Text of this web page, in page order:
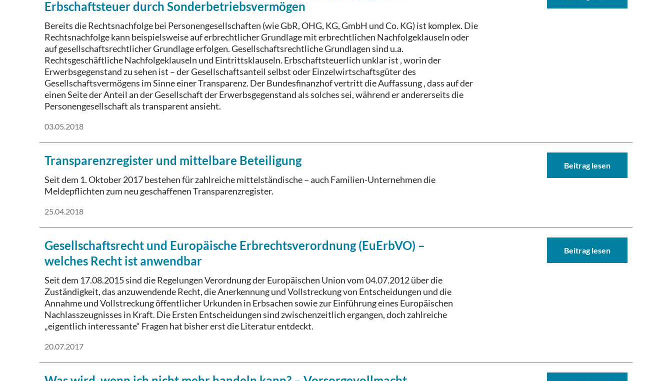
Erbschaftsteuer durch Sonderbetriebsvermögen
Bereits die Rechtsnachfolge bei Personengesellschaften (wie GbR, OHG, KG, GmbH und Co. KG) ist komplex. Die
Rechtsnachfolge kann beispielsweise auf erbrechtlicher Grundlage mit erbrechtlichen Nachfolgeklauseln oder
auf gesellschaftsrechtlicher Grundlage erfolgen. Gesellschaftsrechtliche Grundlagen sind u.a.
Rechtsgeschäftliche Nachfolgeklauseln und Eintrittsklauseln. Erbschaftsteuerlich unklar ist , worin der
Erwerbsgegenstand zu sehen ist – der Gesellschaftsanteil selbst oder Einzelwirtschaftsgüter des
Gesellschaftsvermögens im Sinne einer Transparenz. Der Bundesfinanzhof vertritt die Auffassung , dass auf der
einen Seite der Anteil an der Gesellschaft der Erwerbsgegenstand als solches sei, während er andererseits die
Personengesellschaft als transparent ansieht.
03.05.2018
Transparenzregister und mittelbare Beteiligung
Seit dem 1. Oktober 2017 bestehen für zahlreiche mittelständische – auch Familien-Unternehmen die
Meldepflichten zum neu geschaffenen Transparenzregister.
25.04.2018
Beitrag lesen
Gesellschaftsrecht und Europäische Erbrechtsverordnung (EuErbVO) –
welches Recht ist anwendbar
Seit dem 17.08.2015 sind die Regelungen Verordnung der Europäischen Union vom 04.07.2012 über die
Zuständigkeit, das anzuwendende Recht, die Anerkennung und Vollstreckung von Entscheidungen und die
Annahme und Vollstreckung öffentlicher Urkunden in Erbsachen sowie zur Einführung eines Europäischen
Nachlasszeugnisses in Kraft. Die Ersten Entscheidungen sind zwischenzeitlich ergangen, doch zahlreiche
„eigentlich interessante“ Fragen hat bisher erst die Literatur entdeckt.
20.07.2017
Beitrag lesen